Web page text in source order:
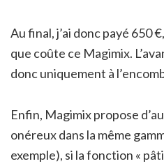
Au final, j’ai donc payé 650
que coûte ce Magimix.
donc uniquement à
Enfin, Magimix propose
onéreux dans la même
exemple), si la fonction «